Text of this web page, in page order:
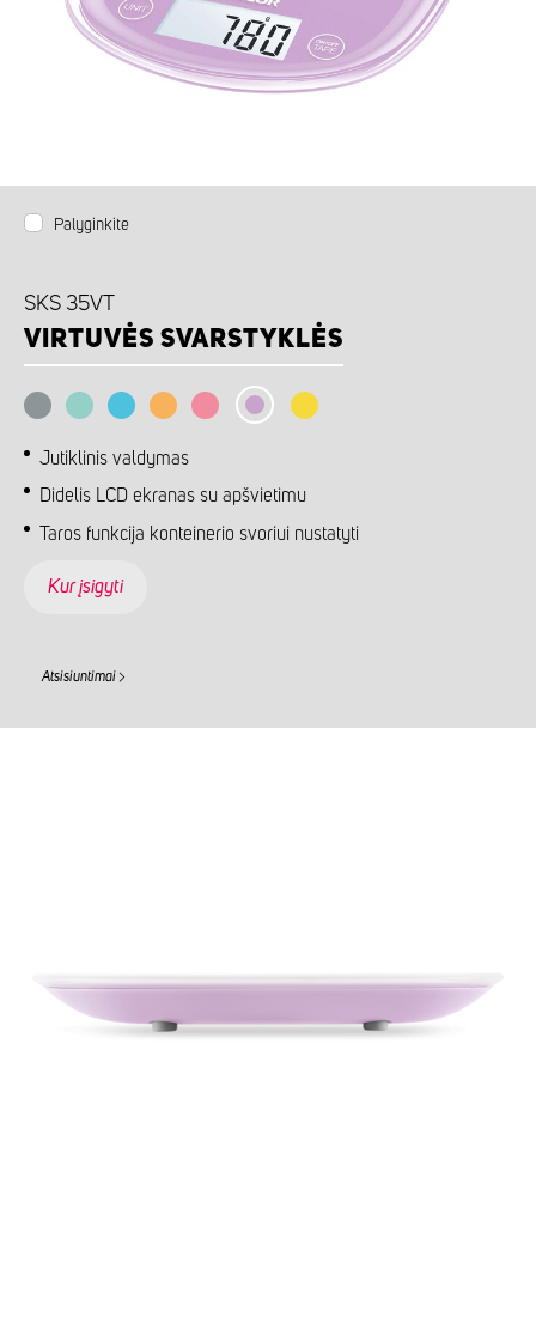
Palyginkite
SKS 35VT
VIRTUVĖS SVARSTYKLĖS
Jutiklinis valdymas
Didelis LCD ekranas su apšvietimu
Taros funkcija konteinerio svoriui nustatyti
Kur įsigyti
Atsisiuntimai